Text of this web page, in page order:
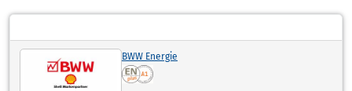
BWW Energie